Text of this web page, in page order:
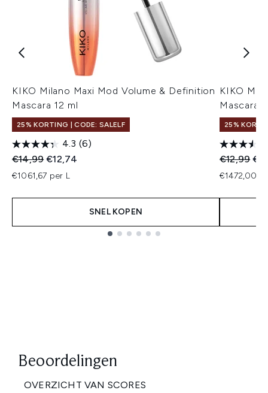
KIKO Milano Maxi Mod Volume & Definition
Mascara 12 ml
25% KORTING | CODE: SALELF
4.3 (6)
Recommended Retail Price:
€14,99Huidige prijs:
€12,74
€1061,67 per L
SNEL KOPEN
KIKO
Mascara
25%
€12,99
€1472,00